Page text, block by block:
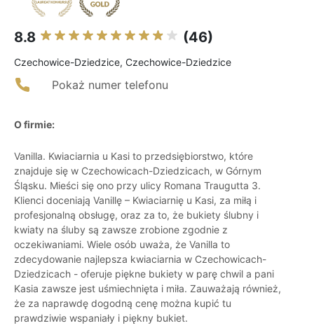
8.8 (46)
Czechowice-Dziedzice, Czechowice-Dziedzice
Pokaż numer telefonu
O firmie:
Vanilla. Kwiaciarnia u Kasi to przedsiębiorstwo, które
znajduje się w Czechowicach-Dziedzicach, w Górnym
Śląsku. Mieści się ono przy ulicy Romana Traugutta 3.
Klienci doceniają Vanillę – Kwiaciarnię u Kasi, za miłą i
profesjonalną obsługę, oraz za to, że bukiety ślubny i
kwiaty na śluby są zawsze zrobione zgodnie z
oczekiwaniami. Wiele osób uważa, że Vanilla to
zdecydowanie najlepsza kwiaciarnia w Czechowicach-
Dziedzicach - oferuje piękne bukiety w parę chwil a pani
Kasia zawsze jest uśmiechnięta i miła. Zauważają również,
że za naprawdę dogodną cenę można kupić tu
prawdziwie wspaniały i piękny bukiet.